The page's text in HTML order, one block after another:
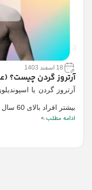
18 اسفند 1403
آرتروز گردن چیست؟
آرتروز گردن یا اسپوندیلوز
بیشتر افراد بالای 60 سال است که…
ادامه مطلب